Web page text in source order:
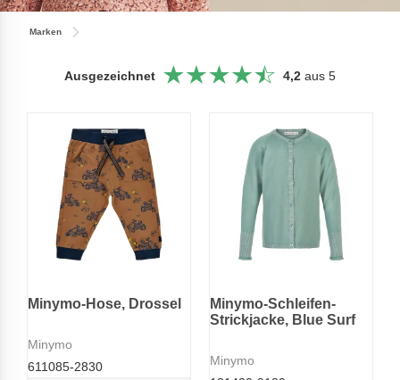
Marken
Ausgezeichnet 4,2 aus 5
Minymo-Hose, Drossel
Minymo
611085-2830
Minymo-Schleifen-
Strickjacke, Blue Surf
Minymo